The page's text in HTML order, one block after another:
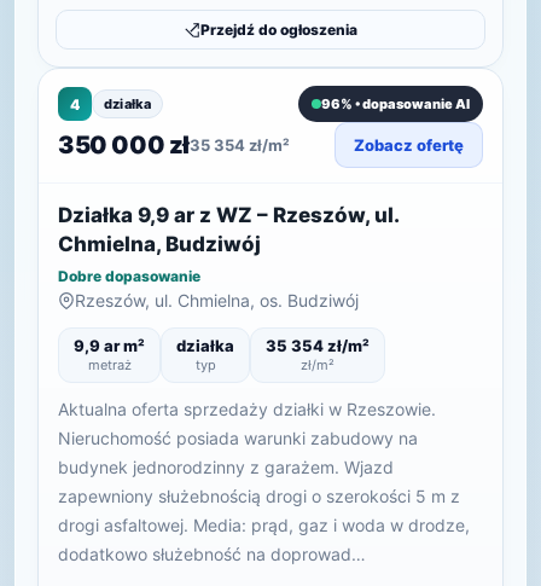
Przejdź do ogłoszenia
4 działka 96% • dopasowanie AI
350 000 zł35 354 zł/m² Zobacz ofertę
Działka 9,9 ar z WZ – Rzeszów, ul.
Chmielna, Budziwój
Dobre dopasowanie
Rzeszów, ul. Chmielna, os. Budziwój
9,9 ar m²
metraż
działka
typ
35 354 zł/m²
zł/m²
Aktualna oferta sprzedaży działki w Rzeszowie.
Nieruchomość posiada warunki zabudowy na
budynek jednorodzinny z garażem. Wjazd
zapewniony służebnością drogi o szerokości 5 m z
drogi asfaltowej. Media: prąd, gaz i woda w drodze,
dodatkowo służebność na doprowad…